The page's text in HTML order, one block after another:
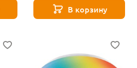
В корзину